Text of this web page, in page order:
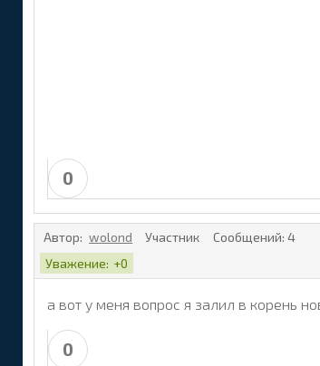
0
Автор: wolond Участник Сообщений: 4
Уважение: +0
а вот у меня вопрос я залил в корень
0